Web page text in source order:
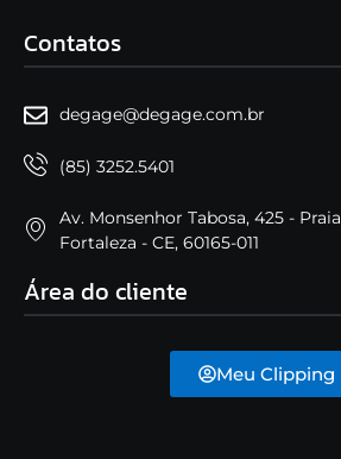
Contatos
degage@degage.com.br
(85) 3252.5401
Av. Monsenhor Tabosa, 425 -
Fortaleza - CE, 60165-011
Área do cliente
Meu Clipping